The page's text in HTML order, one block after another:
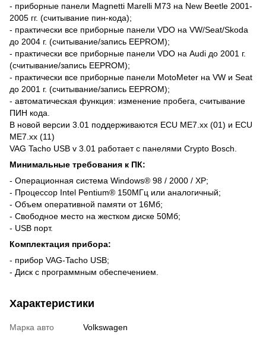
- приборные панели Magnetti Marelli M73 на New Beetle 2001-
2005 гг. (считывание пин-кода);
- практически все приборные панели VDO на VW/Seat/Skoda
до 2004 г. (считывание/запись EEPROM);
- практически все приборные панели VDO на Audi до 2001 г.
(считывание/запись EEPROM);
- практически все приборные панели MotoMeter на VW и Seat
до 2001 г. (считывание/запись EEPROM);
- автоматическая функция: изменение пробега, считывание
ПИН кода.
В новой версии 3.01 поддерживаются ECU ME7.xx (01) и ECU
ME7.xx (11)
VAG Tacho USB v 3.01 работает с панелями Crypto Bosch.
Минимальные требования к ПК:
- Операционная система Windows® 98 / 2000 / XP;
- Процессор Intel Pentium® 150МГц или аналогичный;
- Объем оперативной памяти от 16Мб;
- Свободное место на жестком диске 50Мб;
- USB порт.
Комплектация прибора:
- прибор VAG-Tacho USB;
- Диск с программным обеспечением.
Характеристики
Марка авто Volkswagen